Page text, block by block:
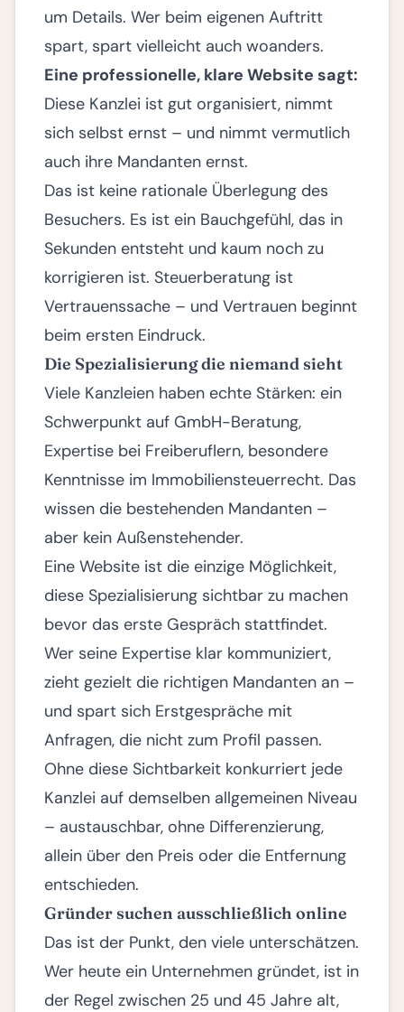
um Details. Wer beim eigenen Auftritt
spart, spart vielleicht auch woanders.
Eine professionelle, klare Website sagt:
Diese Kanzlei ist gut organisiert, nimmt
sich selbst ernst – und nimmt vermutlich
auch ihre Mandanten ernst.
Das ist keine rationale Überlegung des
Besuchers. Es ist ein Bauchgefühl, das in
Sekunden entsteht und kaum noch zu
korrigieren ist. Steuerberatung ist
Vertrauenssache – und Vertrauen beginnt
beim ersten Eindruck.
Die Spezialisierung die niemand sieht
Viele Kanzleien haben echte Stärken: ein
Schwerpunkt auf GmbH-Beratung,
Expertise bei Freiberuflern, besondere
Kenntnisse im Immobiliensteuerrecht. Das
wissen die bestehenden Mandanten –
aber kein Außenstehender.
Eine Website ist die einzige Möglichkeit,
diese Spezialisierung sichtbar zu machen
bevor das erste Gespräch stattfindet.
Wer seine Expertise klar kommuniziert,
zieht gezielt die richtigen Mandanten an –
und spart sich Erstgespräche mit
Anfragen, die nicht zum Profil passen.
Ohne diese Sichtbarkeit konkurriert jede
Kanzlei auf demselben allgemeinen Niveau
– austauschbar, ohne Differenzierung,
allein über den Preis oder die Entfernung
entschieden.
Gründer suchen ausschließlich online
Das ist der Punkt, den viele unterschätzen.
Wer heute ein Unternehmen gründet, ist in
der Regel zwischen 25 und 45 Jahre alt,